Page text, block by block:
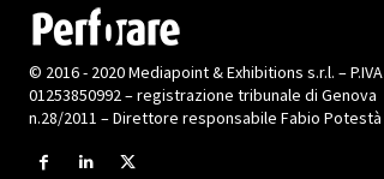
© 2016 - 2020 Mediapoint & Exhibitions s.r.l. – P.IVA
01253850992 – registrazione tribunale di Genova
n.28/2011 – Direttore responsabile Fabio Potestà